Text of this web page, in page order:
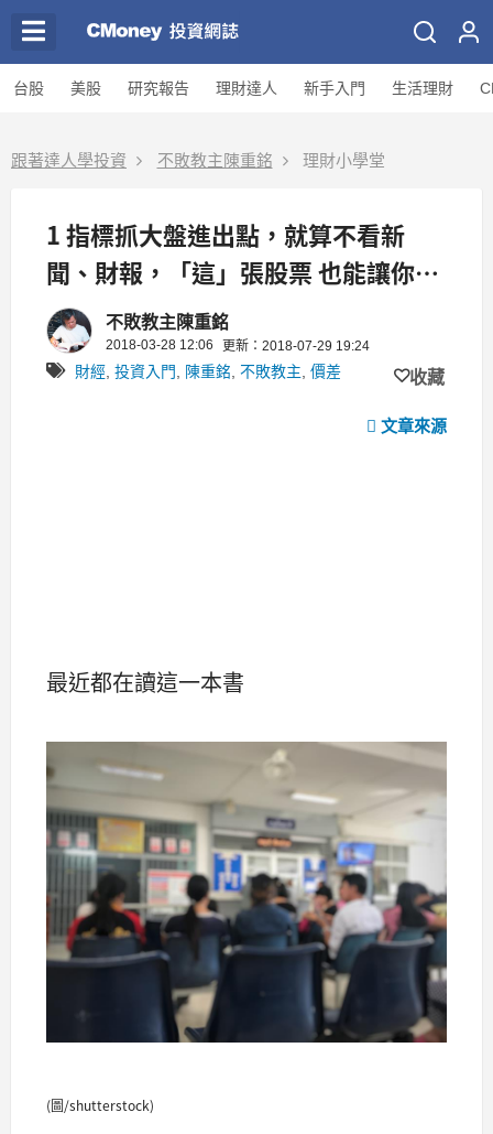
台股 美股 研究報告 理財達人 新手入門 生活理財
跟著達人學投資 不敗教主陳重銘 理財小學堂
1 指標抓大盤進出點，就算不看新
聞、財報，「這」張股票 也能讓你一
年穩賺 10 ％！
不敗教主陳重銘
2018-03-28 12:06 更新：2018-07-29 19:24
財經 投資入門 陳重銘 不敗教主 價差 收藏
文章來源
最近都在讀這一本書
(圖/shutterstock)